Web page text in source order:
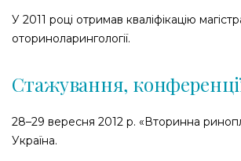
У 2011 році отримав кваліфікацію
оториноларингології.
Стажування,
28–29 вересня 2012 р. «Вторинна
Україна.